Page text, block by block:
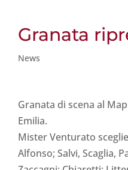
Granata
News
Granata di scena al
Emilia.
Mister Venturato
Alfonso; Salvi, Scaglia,